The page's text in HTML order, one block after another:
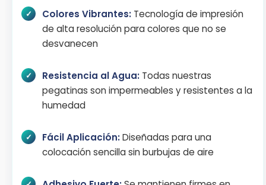
Colores Vibrantes: Tecnología de impresión
de alta resolución para colores que no se
desvanecen
Resistencia al Agua: Todas nuestras
pegatinas son impermeables y resistentes a la
humedad
Fácil Aplicación:Diseñadas para una
colocación sencilla sin burbujas de aire